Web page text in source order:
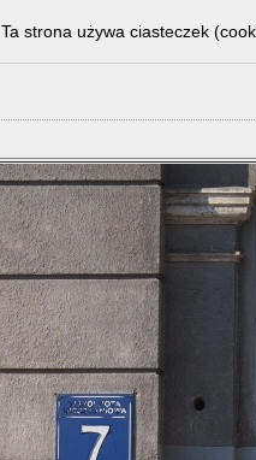
Ta strona używa ciasteczek